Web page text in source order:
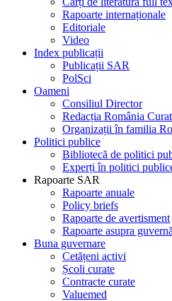
Rapoarte internaționale
Editoriale
Video
Index publicații
Publicații SAR
PolSci
Oameni
Consiliul Director
Redacția România
Organizații în familia
Politici publice
Bibliotecă de politici
Experți în politici
Rapoarte SAR
Rapoarte anuale
Policy briefs
Rapoarte de avertisment
Rapoarte asupra
Buna guvernare
Cetățeni activi
Școli curate
Contracte curate
Valuemed